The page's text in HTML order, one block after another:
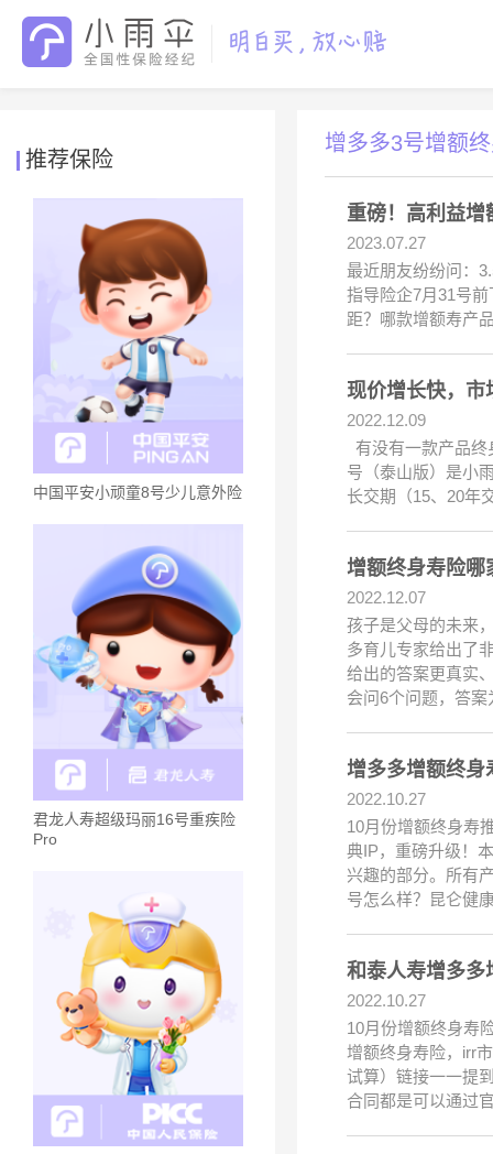
推荐保险
中国平安小顽童8号少儿意外险
君龙人寿超级玛丽16号重疾险
Pro
增多多3号增额
重磅！高利益增
2023.07.27
最近朋友纷纷问：
指导险企7月31号
距？哪款增额寿产
现价增长快，市
2022.12.09
有没有一款产品
号（泰山版）是小
长交期（15、20年
增额终身寿险哪
2022.12.07
孩子是父母的未来
多育儿专家给出了
给出的答案更真实
会问6个问题，答案
增多多增额终身
2022.10.27
10月份增额终身寿
典IP，重磅升级！
兴趣的部分。所有
号怎么样？昆仑健
和泰人寿增多多
2022.10.27
10月份增额终身寿
增额终身寿险，irr
试算）链接一一提
合同都是可以通过